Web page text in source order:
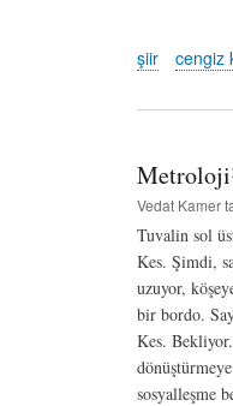
şiir cengiz
Vedat Kamer
Tuvalin sol
Kes. Şimdi,
uzuyor,
bir bordo.
Kes.
sosyalleşme